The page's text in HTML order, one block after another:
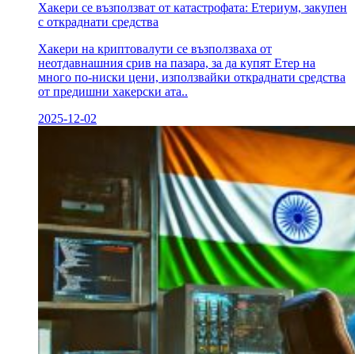
Хакери се възползват от катастрофата: Етериум, закупен
с откраднати средства
Хакери на криптовалути се възползваха от
неотдавнашния срив на пазара, за да купят Етер на
много по-ниски цени, използвайки откраднати средства
от предишни хакерски ата..
2025-12-02